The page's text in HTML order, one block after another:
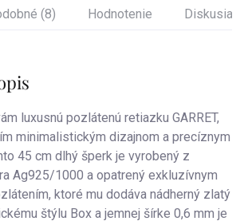
(8) Hodnotenie Diskusia
luxusnú pozlátenú retiazku GARRET,
minimalistickým dizajnom a precíznym
45 cm dlhý šperk je vyrobený z
Ag925/1000 a opatrený exkluzívnym
ktoré mu dodáva nádherný zlatý
štýlu Box a jemnej šírke 0,6 mm je